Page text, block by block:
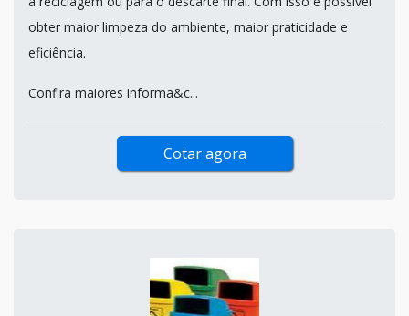
obter maior limpeza do ambiente, maior praticidade e
eficiência.
Confira maiores informa&c...
Cotar agora